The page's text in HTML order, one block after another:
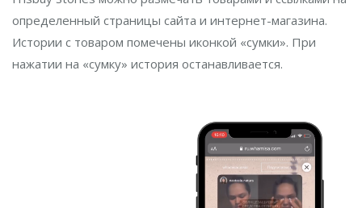
определенный страницы сайта и интернет-магазина.
Истории с товаром помечены иконкой «сумки». При
нажатии на «сумку» история останавливается.